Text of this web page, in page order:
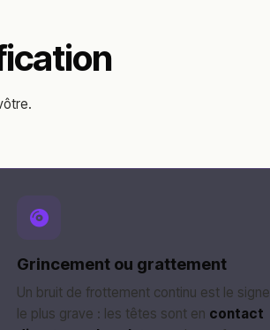
Grincement ou grattement
Un bruit de frottement continu est le signe
le plus grave : les têtes sont en contact